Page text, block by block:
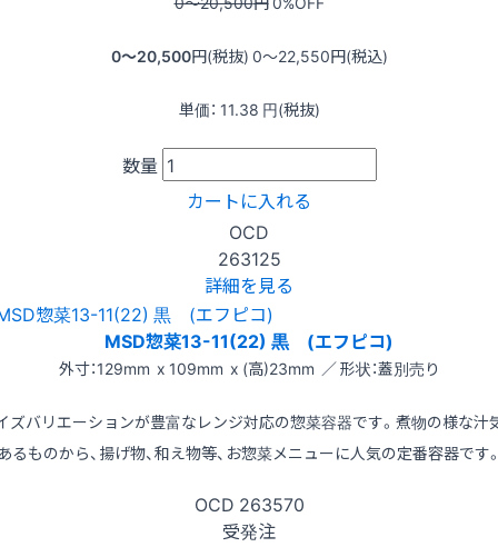
0〜20,500円(税抜) 0〜22,550円(税込)
単価： 11.38 円(税抜)
数量
カートに入れる
OCD
263125
詳細を見る
MSD惣菜13-11(22) 黒 (エフピコ)
外寸：129mm x 109mm x (高)23mm ／ 形状：蓋別売り
ズバリエーションが豊富なレンジ対応の惣菜容器です。煮物の様な汁
るものから、揚げ物、和え物等、お惣菜メニューに人気の定番容器です
OCD 263570
受発注